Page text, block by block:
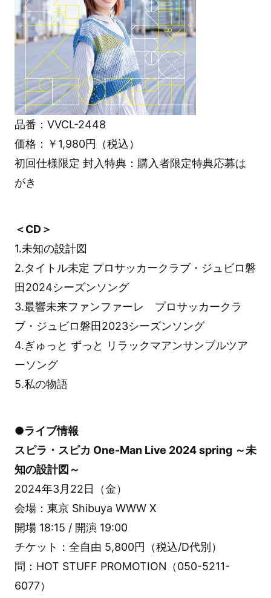
品番：VVCL-2448
価格：￥1,980円（税込）
初回仕様限定 封入特典：購入者限定特典応募は
がき
＜CD＞
1.未知の設計図
2.タイトル未定 プロサッカークラブ・ジュビロ磐
田2024シーズンソング
3.最響未来ファンファーレ プロサッカークラ
ブ・ジュビロ磐田2023シーズンソング
4.ぎゅっと ずっと リラックマアンサンブルツア
ーソング
5.私の物語
●ライブ情報
スピラ・スピカ One-Man Live 2024 spring ～未
知の設計図～
2024年3月22日（金）
会場：東京 Shibuya WWW X
開場 18:15 / 開演 19:00
チケット：全自由 5,800円（税込/D代別）
問：HOT STUFF PROMOTION（050-5211-
6077）